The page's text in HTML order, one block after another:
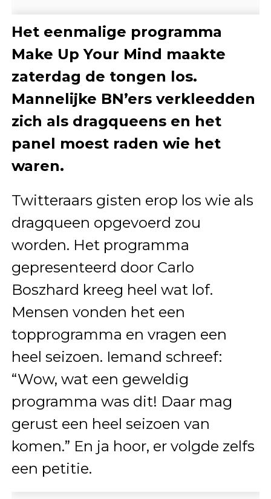
Het eenmalige programma
Make Up Your Mind maakte
zaterdag de tongen los.
Mannelijke BN’ers verkleedden
zich als dragqueens en het
panel moest raden wie het
waren.
Twitteraars gisten erop los wie als
dragqueen opgevoerd zou
worden. Het programma
gepresenteerd door Carlo
Boszhard kreeg heel wat lof.
Mensen vonden het een
topprogramma en vragen een
heel seizoen. Iemand schreef:
“Wow, wat een geweldig
programma was dit! Daar mag
gerust een heel seizoen van
komen.” En ja hoor, er volgde zelfs
een petitie.